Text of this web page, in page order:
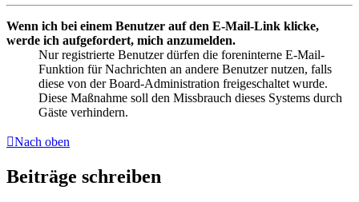
Wenn ich bei einem Benutzer auf den E-Mail-Link klicke,
werde ich aufgefordert, mich anzumelden.
Nur registrierte Benutzer dürfen die foreninterne E-Mail-
Funktion für Nachrichten an andere Benutzer nutzen, falls
diese von der Board-Administration freigeschaltet wurde.
Diese Maßnahme soll den Missbrauch dieses Systems durch
Gäste verhindern.
Nach oben
Beiträge schreiben